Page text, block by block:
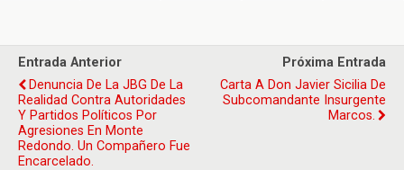
Entrada Anterior
Denuncia De La JBG De La
Realidad Contra Autoridades
Y Partidos Políticos Por
Agresiones En Monte
Redondo. Un Compañero Fue
Encarcelado.
Próxima Entrada
Carta A Don Javier Sicilia De
Subcomandante Insurgente
Marcos.